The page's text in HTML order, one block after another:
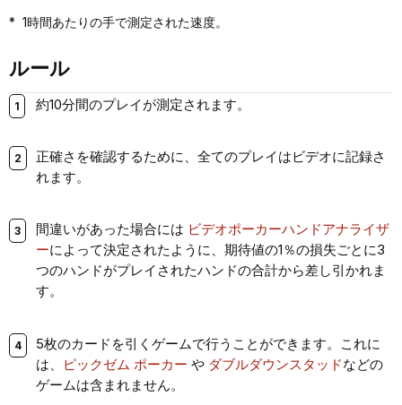
* 1時間あたりの手で測定された速度。
ルール
約10分間のプレイが測定されます。
正確さを確認するために、全てのプレイはビデオに記録さ
れます。
間違いがあった場合には ビデオポーカーハンドアナライザ
ーによって決定されたように、期待値の1％の損失ごとに3
つのハンドがプレイされたハンドの合計から差し引かれま
す。
5枚のカードを引くゲームで行うことができます。これに
は、
ピックゼム ポーカー や ダブルダウンスタッドなどの
ゲームは含まれません。